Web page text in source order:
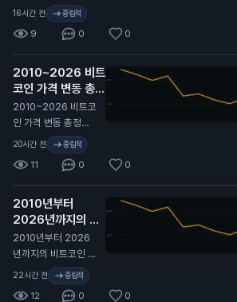
이 실현 대비 2.4포인
트 높게 형성돼 있고,
지난 2년 기준 대략 4
6퍼센타일 구간. 극단
적이진 않지만 옵션
시장은 여전히 최근
비트코인이 보여준 것
보다 더 큰 움직임을
프라이싱 중. 여기서
실현 변동성이 따라
올라갈까, 아니면 내
재 변동성이 계속 눌
릴까?
16시간 전 중립적
9 0 0
2010~2026 비트
코인 가격 변동 총정
리 🫡
N
2010~2026 비트코
인 가격 변동 총정리
🫡
20시간 전 중립적
11 0 0
2010년부터
2026년까지의 비
트코인 가격 변동 전
체 역사. 🫡
N
2010년부터 2026
년까지의 비트코인 가
격 변동 전체 역사. 🫡
22시간 전 중립적
12 0 0